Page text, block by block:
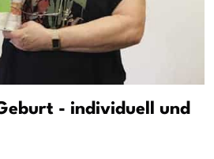
- individuell und